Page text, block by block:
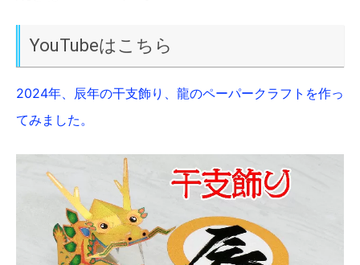
YouTubeはこちら
2024年、辰年の干支飾り、龍のペーパークラフトを作っ
てみました。